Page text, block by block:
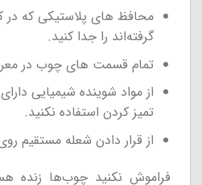
محافظ های پلاستیکی که در
گرفته‌اند را جدا کنید.
تمام قسمت های چوب در
از مواد شوینده شیمیایی
تمیز کردن استفاده نکنید.
از قرار دادن شعله مستقیم
فراموش نکنید چوب‌ها زنده